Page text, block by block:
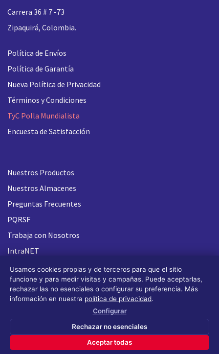
Carrera 36 # 7 -73
Zipaquirá, Colombia.
Política de Envíos
Política de Garantía
Nueva Política de Privacidad
Términos y Condiciones
TyC Polla Mundialista
Encuesta de Satisfacción
Nuestros Productos
Nuestros Almacenes
Preguntas Frecuentes
PQRSF
Trabaja con Nosotros
IntraNET
Todos los derechos reservados FLASH 93
Usamos cookies propias y de terceros para que el sitio
funcione y para medir visitas y campañas. Puede aceptarlas,
rechazar las no esenciales o configurar su preferencia. Más
información en nuestra política de privacidad.
Configurar
Rechazar no esenciales
Aceptar todas